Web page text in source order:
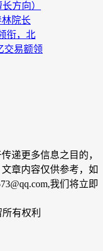
方向）
院长
衔，北
交易额领
递更多信息之目的，
章内容仅供参考，如
我们将立即
有权利